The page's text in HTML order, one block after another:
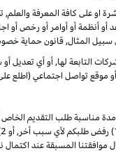
او على كافة المعرفة
أو أنظمة أو أوامر أو رخص أو
المثال, قانون حماية
التابعة لها, أو أي
تواصل اجتماعي (اطلع على
مدة مناسبة طلب التقديم
موافقتنا المسبقة عند